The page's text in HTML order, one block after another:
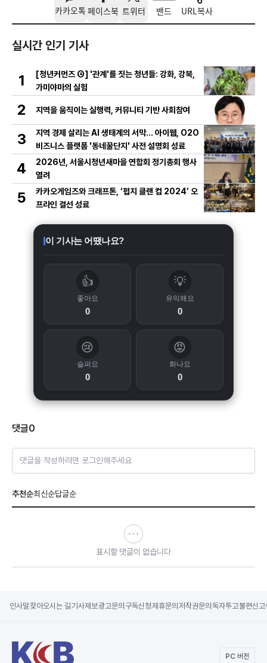
카카오톡 페이스북 트위터 밴드 URL복사
실시간 인기 기사
1
[청년커먼즈 ④] '관계'를 짓는 청년들: 강화, 강북,
가미야마의 실험
2 지역을 움직이는 실행력, 커뮤니티 기반 사회참여
3
지역 경제 살리는 AI 생태계의 서막... 아이웹, O2O
비즈니스 플랫폼 '동네꿀단지' 사전 설명회 성료
4
2026년, 서울시청년새마을 연합회 정기총회 행사
열려
5
카카오게임즈와 크래프톤, ‘펍지 클랜 컵 2024’ 오
프라인 결선 성료
이 기사는 어땠나요?
👍
좋아요
0
💡
유익해요
0
😢
슬퍼요
0
😡
화나요
0
댓글0
댓글을 작성하려면 로그인해주세요
추천순최신순답글순
표시할 댓글이 없습니다
인사말찾아오시는 길기사제보광고문의 구독신청제휴문의 저작권문의 독자투고불편신고
PC 버전